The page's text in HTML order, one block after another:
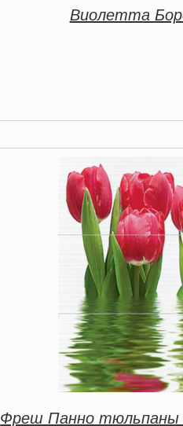
Виолетта
Фреш Панно тюльпаны